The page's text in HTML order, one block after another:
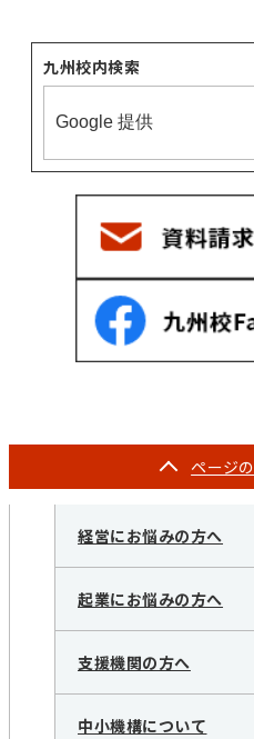
九州校内検索
ページの
経営にお悩みの方へ
起業にお悩みの方へ
支援機関の方へ
中小機構について